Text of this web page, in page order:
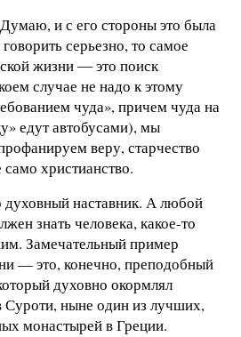
и с его стороны это была
серьезно, то самое
жизни ― это поиск
случае не надо к этому
чуда», причем чуда на
едут автобусами), мы
веру, старчество
христианство.
наставник. А любой
знать человека, какое-то
Замечательный пример
— это, конечно, преподобный
духовно окормлял
ныне один из лучших,
монастырей в Греции.